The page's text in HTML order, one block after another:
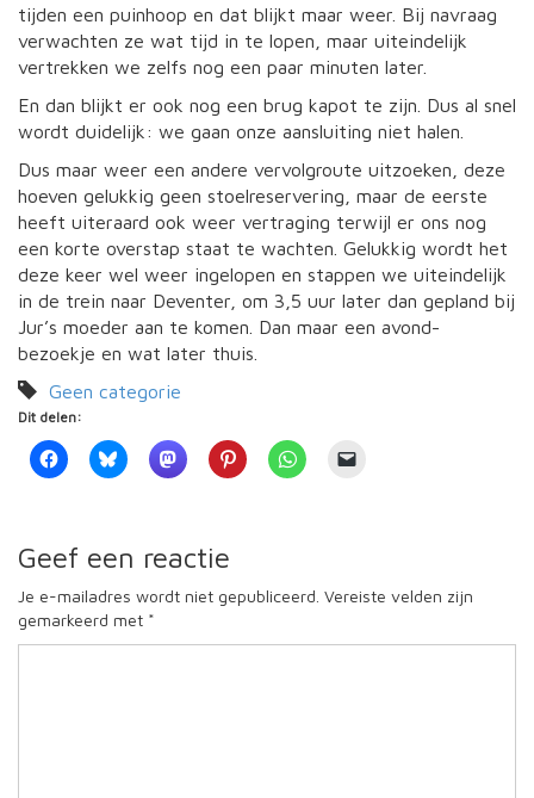
tijden een puinhoop en dat blijkt maar weer. Bij navraag
verwachten ze wat tijd in te lopen, maar uiteindelijk
vertrekken we zelfs nog een paar minuten later.
En dan blijkt er ook nog een brug kapot te zijn. Dus al snel
wordt duidelijk: we gaan onze aansluiting niet halen.
Dus maar weer een andere vervolgroute uitzoeken, deze
hoeven gelukkig geen stoelreservering, maar de eerste
heeft uiteraard ook weer vertraging terwijl er ons nog
een korte overstap staat te wachten. Gelukkig wordt het
deze keer wel weer ingelopen en stappen we uiteindelijk
in de trein naar Deventer, om 3,5 uur later dan gepland bij
Jur’s moeder aan te komen. Dan maar een avond-
bezoekje en wat later thuis.
Geen categorie
Dit delen:
Geef een reactie
Je e-mailadres wordt niet gepubliceerd. Vereiste velden zijn
gemarkeerd met *